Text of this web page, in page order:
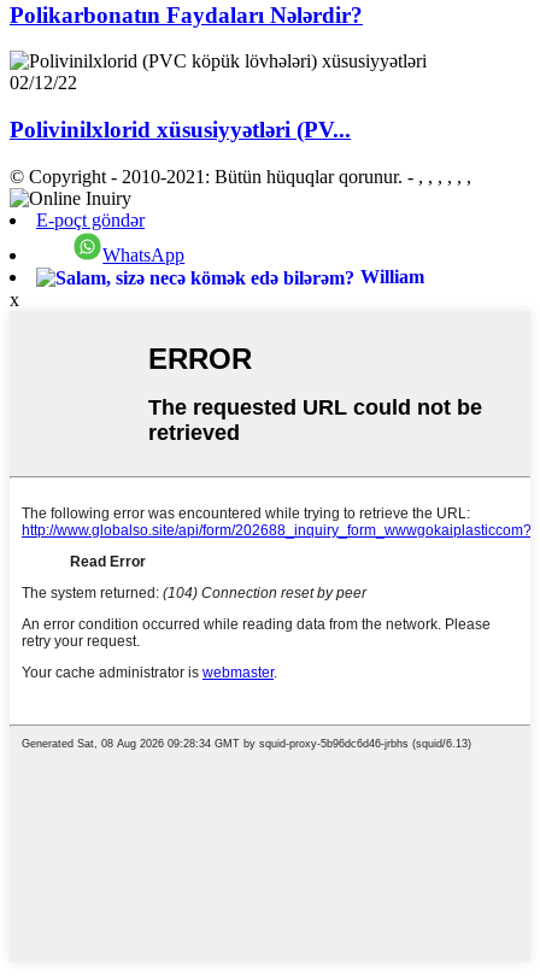
Polikarbonatın Faydaları Nələrdir?
02/12/22
Polivinilxlorid xüsusiyyətləri (PV...
© Copyright - 2010-2021: Bütün hüquqlar qorunur. - , , , , , ,
E-poçt göndər
WhatsApp
William
x